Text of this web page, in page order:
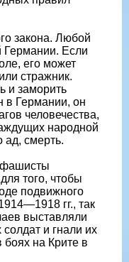
закона. Любой
Германии. Если
его может
стражник.
и заморить
в Германии, он
человечества,
народной
ад, смерть.
фашисты
того, чтобы
подвижного
гг., так
выставляли
и гнали их
на Крите в